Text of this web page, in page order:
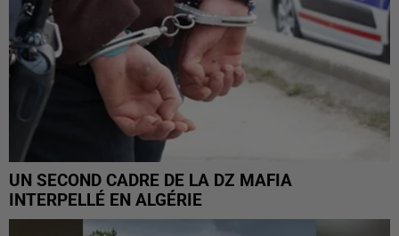
UN SECOND CADRE DE LA DZ MAFIA
INTERPELLÉ EN ALGÉRIE